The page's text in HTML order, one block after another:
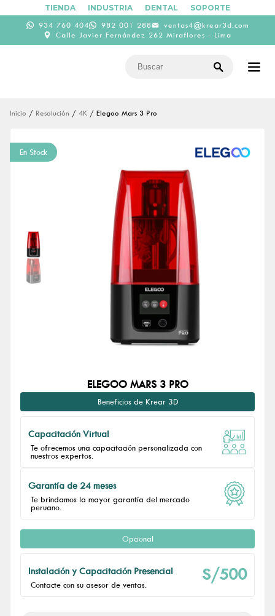
TIENDA INDUSTRIA DENTAL SOPORTE
934 760 404 982 001 288
ventas4@krear3d.com
Calle Javier Fernández 262 Miraflores - Lima
Inicio / Resolución / 4K / Elegoo Mars 3 Pro
En Stock
ELEGOO MARS 3 PRO
Beneficios de Krear 3D
Capacitación Virtual
Te ofrecemos una capacitación personalizada con
nuestros expertos.
Garantía de 24 meses
Te brindamos la mayor garantía del mercado
peruano.
Opcional
S/500
Instalación y Capacitación Presencial
Contacte con su asesor de ventas.